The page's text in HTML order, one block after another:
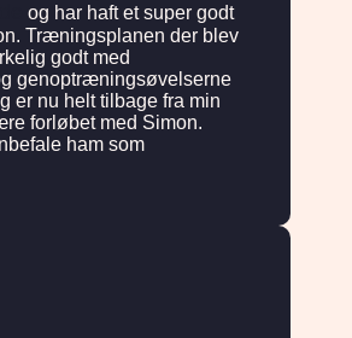
og har haft et super godt
Træningsplanen der blev
godt med
genoptræningsøvelserne
er nu helt tilbage fra min
forløbet med Simon.
ham som